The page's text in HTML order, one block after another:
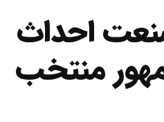
احداث
منتخب